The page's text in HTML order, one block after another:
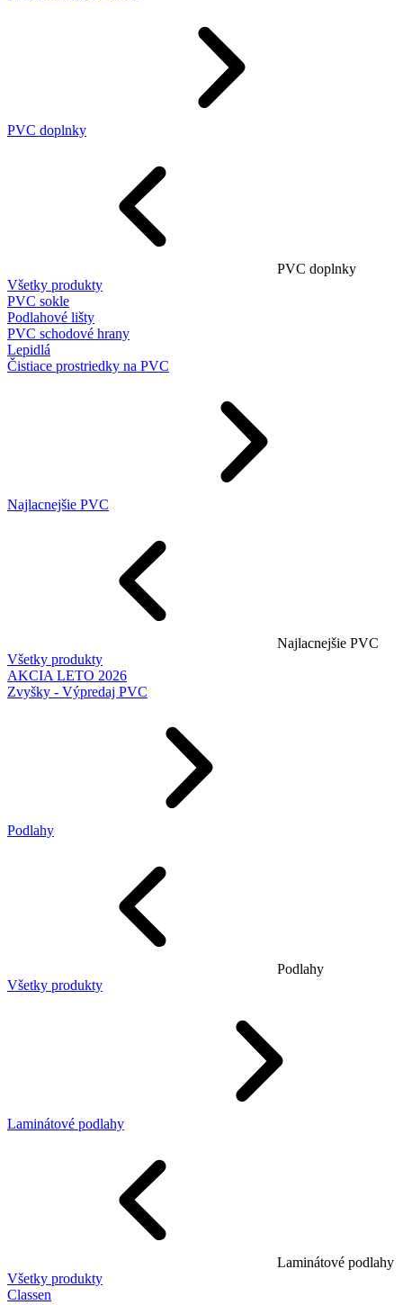
PVC doplnky
PVC doplnky
Všetky produkty
PVC sokle
Podlahové lišty
PVC schodové hrany
Lepidlá
Čistiace prostriedky na PVC
Najlacnejšie PVC
Najlacnejšie PVC
Všetky produkty
AKCIA LETO 2026
Zvyšky - Výpredaj PVC
Podlahy
Podlahy
Všetky produkty
Laminátové podlahy
Laminátové podlahy
Všetky produkty
Classen